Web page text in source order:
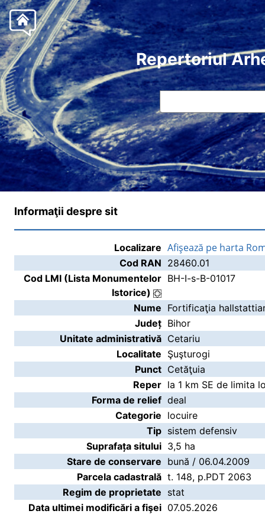
Repertoriul
Informaţii despre sit
Localizare Afişează pe harta
Cod RAN 28460.01
Cod LMI (Lista Monumentelor
Istorice)
BH-I-s-B-01017
Nume Fortificaţia
Județ Bihor
Unitate administrativă Cetariu
Localitate Şuşturogi
Punct Cetăţuia
Reper la 1 km SE de limita
Forma de relief deal
Categorie locuire
Tip sistem defensiv
Suprafața sitului 3,5 ha
Stare de conservare bună / 06.04.2009
Parcela cadastrală t. 148, p.PDT 2063
Regim de proprietate stat
Data ultimei modificări a fişei 07.05.2026